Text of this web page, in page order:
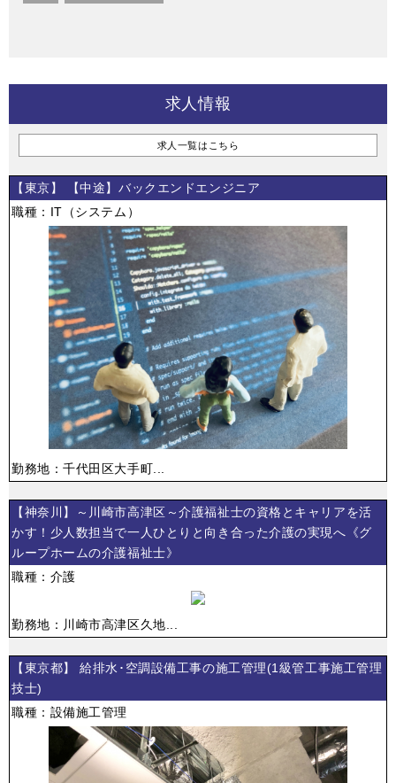
求人情報
求人一覧はこちら
【東京】 【中途】バックエンドエンジニア
職種：IT（システム）
勤務地：千代田区大手町...
【神奈川】～川崎市高津区～介護福祉士の資格とキャリアを活
かす！少人数担当で一人ひとりと向き合った介護の実現へ《グ
ループホームの介護福祉士》
職種：介護
勤務地：川崎市高津区久地...
【東京都】 給排水･空調設備工事の施工管理(1級管工事施工管理
技士)
職種：設備施工管理